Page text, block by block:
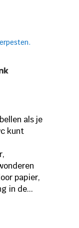
als je
kunt
papier,
in de...